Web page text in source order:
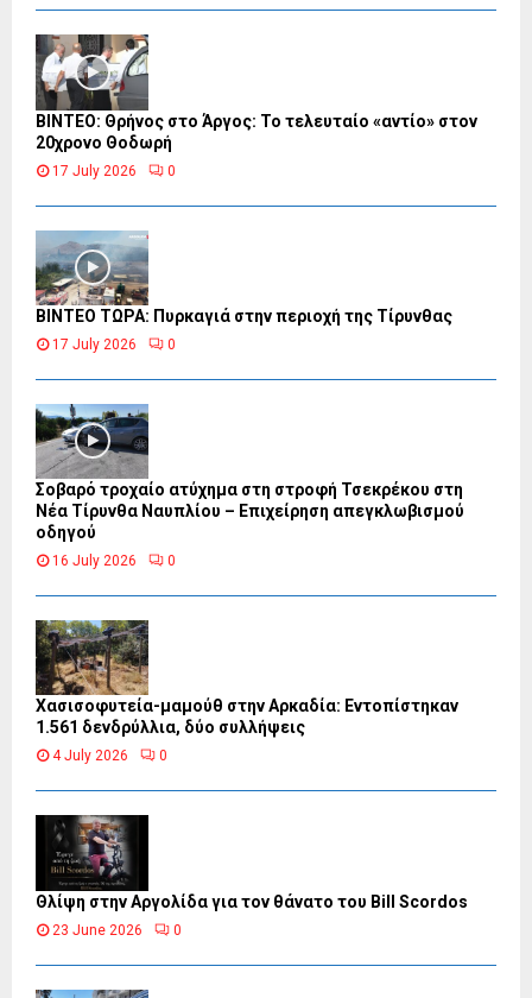
ΒΙΝΤΕΟ: Θρήνος στο Άργος: Το τελευταίο «αντίο» στον
20χρονο Θοδωρή
17 July 2026 0
ΒΙΝΤΕΟ ΤΩΡΑ: Πυρκαγιά στην περιοχή της Τίρυνθας
17 July 2026 0
Σοβαρό τροχαίο ατύχημα στη στροφή Τσεκρέκου στη
Νέα Τίρυνθα Ναυπλίου – Επιχείρηση απεγκλωβισμού
οδηγού
16 July 2026 0
Χασισοφυτεία-μαμούθ στην Αρκαδία: Εντοπίστηκαν
1.561 δενδρύλλια, δύο συλλήψεις
4 July 2026 0
Θλίψη στην Αργολίδα για τον θάνατο του Bill Scordos
23 June 2026 0